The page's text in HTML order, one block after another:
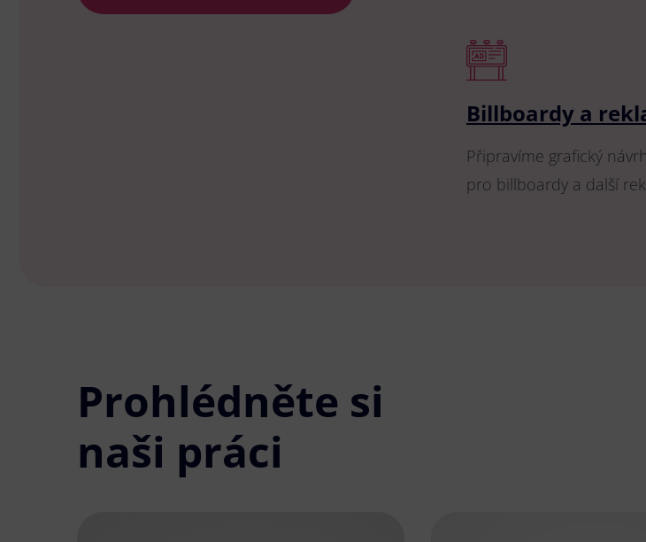
Billboardy a
Připravíme grafický
pro billboardy a další
Prohlédněte si
naši práci